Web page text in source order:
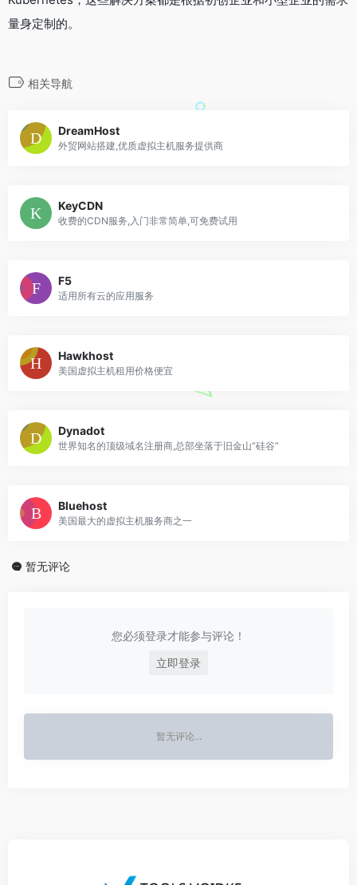
量身定制的。
相关导航
DreamHost
外贸网站搭建,优质虚拟主机服务提供商
KeyCDN
收费的CDN服务,入门非常简单,可免费试用
F5
适用所有云的应用服务
Hawkhost
美国虚拟主机租用价格便宜
Dynadot
世界知名的顶级域名注册商,总部坐落于旧金山“硅谷”
Bluehost
美国最大的虚拟主机服务商之一
暂无评论
您必须登录才能参与评论！
立即登录
暂无评论...